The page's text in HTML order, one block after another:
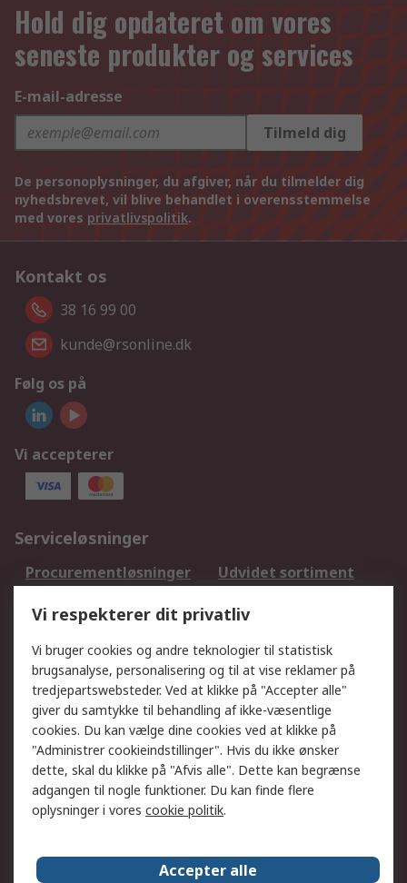
Hold dig opdateret om vores
seneste produkter og services
E-mail-adresse
Tilmeld dig
De personoplysninger, du afgiver, når du tilmelder dig
nyhedsbrevet, vil blive behandlet i overensstemmelse
med vores privatlivspolitik.
Kontakt os
38 16 99 00
kunde@rsonline.dk
Følg os på
Vi accepterer
Serviceløsninger
Procurementløsninger
Udvidet sortiment
DesignSpark
Teknisk Support
Dit lokale salgsteam
Eksportløsninger
Support
Få hjælp
Returnering
Levering
Spor min ordre
Fakturakopi
Betalingsmuligheder
Fordele med Mit RS
Okdo
Vi respekterer dit privatliv
Vi bruger cookies og andre teknologier til statistisk
brugsanalyse, personalisering og til at vise reklamer på
tredjepartswebsteder. Ved at klikke på "Accepter alle"
giver du samtykke til behandling af ikke-væsentlige
cookies. Du kan vælge dine cookies ved at klikke på
"Administrer cookieindstillinger". Hvis du ikke ønsker
dette, skal du klikke på "Afvis alle". Dette kan begrænse
adgangen til nogle funktioner. Du kan finde flere
oplysninger i vores cookie politik.
Accepter alle